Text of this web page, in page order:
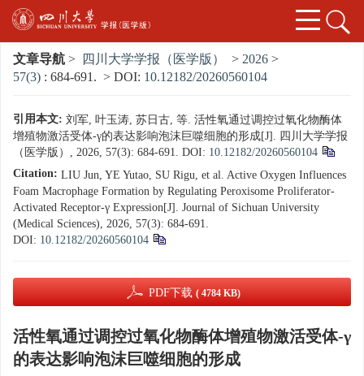
文章导航 > 四川大学学报（医学版） > 2026 >
57(3) : 684-691. > DOI: 10.12182/20260560104
引用本文: 刘军, 叶玉涛, 苏日古, 等. 活性氧通过调控过氧化物酶体
增殖物激活受体-γ的表达影响泡沫巨噬细胞的形成[J]. 四川大学学报
（医学版）, 2026, 57(3): 684-691. DOI: 10.12182/20260560104
Citation: LIU Jun, YE Yutao, SU Rigu, et al. Active Oxygen Influences
Foam Macrophage Formation by Regulating Peroxisome Proliferator-
Activated Receptor-γ Expression[J]. Journal of Sichuan University
(Medical Sciences), 2026, 57(3): 684-691.
DOI: 10.12182/20260560104
PDF下载 ( 4784 KB)
活性氧通过调控过氧化物酶体增殖物激活受体-γ
的表达影响泡沫巨噬细胞的形成